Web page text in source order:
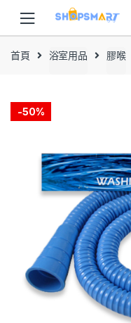
navigation
content
首頁 浴室用品 膠喉
-50%